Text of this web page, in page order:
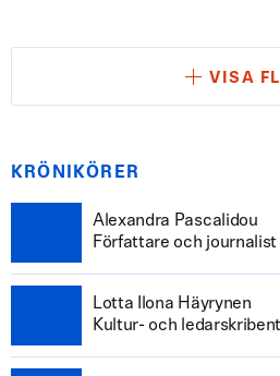
VISA
KRÖNIKÖRER
Alexandra Pascalidou
Författare och journalist
Lotta Ilona Häyrynen
Kultur- och ledarskribent